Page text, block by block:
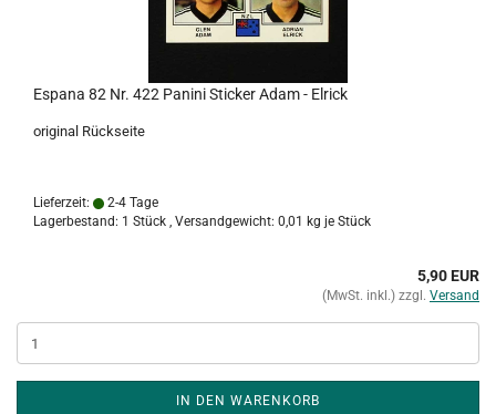
Espana 82 Nr. 422 Panini Sticker Adam - Elrick
original Rückseite
Lieferzeit:
2-4 Tage
Lagerbestand: 1 Stück , Versandgewicht: 0,01 kg je Stück
5,90 EUR
(MwSt. inkl.) zzgl. Versand
IN DEN WARENKORB